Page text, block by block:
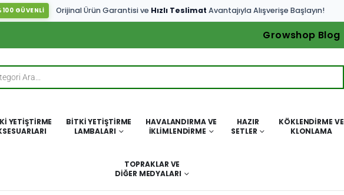
GÜVENLİ Orijinal Ürün Garantisi ve Hızlı Teslimat Avantajıyla Alışverişe Başlayın!
Growshop Blog
YETIŞTIRME
BITKI YETIŞTIRME
LAMBALARI
HAVALANDIRMA VE
İKLIMLENDIRME
HAZIR
SETLER
KÖKLENDIRME VE
KLONLAMA
TOPRAKLAR VE
DIĞER MEDYALARI